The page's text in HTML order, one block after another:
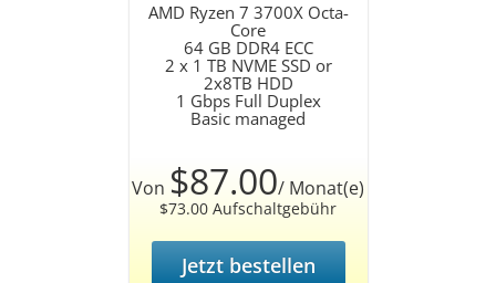
AMD Ryzen 7 3700X Octa-
Core
64 GB DDR4 ECC
2 x 1 TB NVME SSD or
2x8TB HDD
1 Gbps Full Duplex
Basic managed
Von $87.00/ Monat(e)
$73.00 Aufschaltgebühr
Jetzt bestellen